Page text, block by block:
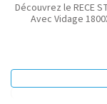
Découvrez le RECE
Avec Vidage